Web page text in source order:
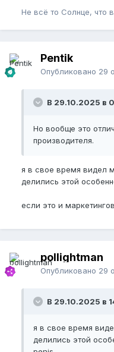
Не всё то Солнце, что
Pentik
Опубликовано 29
В 29.10.2025 в
Но вообще это
производителя.
я в свое время видел
делились этой
если это и
pollightman
Опубликовано 29
В 29.10.2025 в
я в свое время
делились этой